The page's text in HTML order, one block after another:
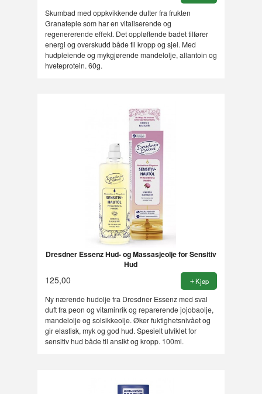
Skumbad med oppkvikkende dufter fra frukten
Granateple som har en vitaliserende og
regenererende effekt. Det oppløftende badet tilfører
energi og overskudd både til kropp og sjel. Med
hudpleiende og mykgjørende mandelolje, allantoin og
hveteprotein. 60g.
Dresdner Essenz Hud- og Massasjeolje for Sensitiv
Hud
125,00 Kjøp
Ny nærende hudolje fra Dresdner Essenz med sval
duft fra peon og vitaminrik og reparerende jojobaolje,
mandelolje og solsikkeolje. Øker fuktighetsnivået og
gir elastisk, myk og god hud. Spesielt utviklet for
sensitiv hud både til ansikt og kropp. 100ml.